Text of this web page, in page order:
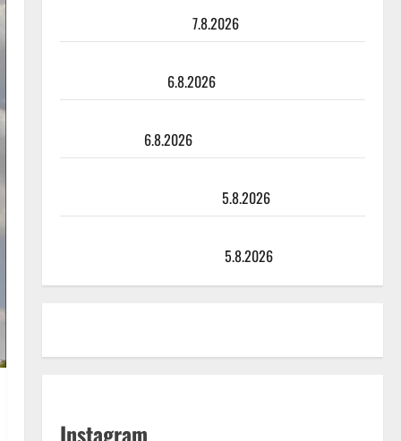
7.8.2026
6.8.2026
6.8.2026
5.8.2026
5.8.2026
Instagram